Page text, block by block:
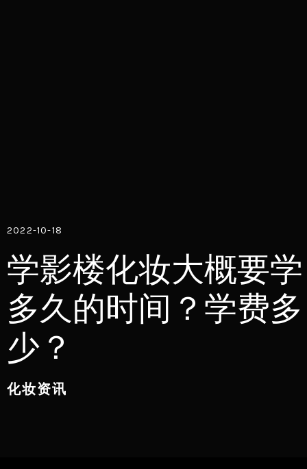
2022-10-18
学影楼化妆大概要学
多久的时间？学费多
少？
化妆资讯